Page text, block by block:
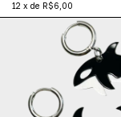
12 x de R$6,00